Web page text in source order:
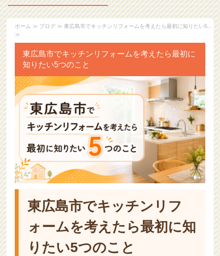
ホーム ≫ ブログ ≫ 東広島市でキッチンリフォームを考えたら最初に知りたい5...
≫
東広島市でキッチンリフォームを考えたら最初に
知りたい5つのこと
東広島市でキッチンリフ
ォームを考えたら最初に知
りたい5つのこと